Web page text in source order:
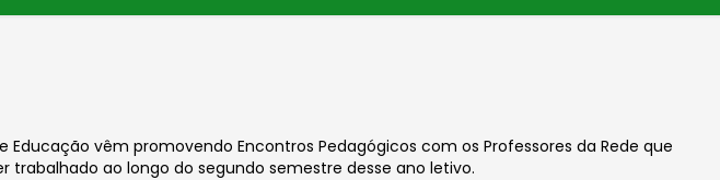
Educação vêm promovendo Encontros Pedagógicos com os Professores da Rede que
ao longo do segundo semestre desse ano letivo.